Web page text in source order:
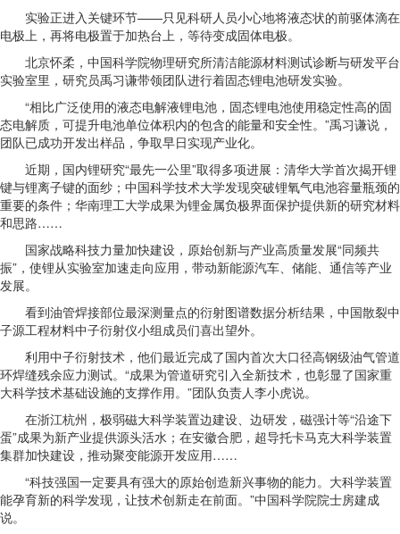
实验正进入关键环节——只见科研人员小心地将液态状的前驱体滴在
电极上，再将电极置于加热台上，等待变成固体电极。
北京怀柔，中国科学院物理研究所清洁能源材料测试诊断与研发平台
实验室里，研究员禹习谦带领团队进行着固态锂电池研发实验。
“相比广泛使用的液态电解液锂电池，固态锂电池使用稳定性高的固
态电解质，可提升电池单位体积内的包含的能量和安全性。”禹习谦说，
团队已成功开发出样品，争取早日实现产业化。
近期，国内锂研究“最先一公里”取得多项进展：清华大学首次揭开锂
键与锂离子键的面纱；中国科学技术大学发现突破锂氧气电池容量瓶颈的
重要的条件；华南理工大学成果为锂金属负极界面保护提供新的研究材料
和思路……
国家战略科技力量加快建设，原始创新与产业高质量发展“同频共
振”，使锂从实验室加速走向应用，带动新能源汽车、储能、通信等产业
发展。
看到油管焊接部位最深测量点的衍射图谱数据分析结果，中国散裂中
子源工程材料中子衍射仪小组成员们喜出望外。
利用中子衍射技术，他们最近完成了国内首次大口径高钢级油气管道
环焊缝残余应力测试。“成果为管道研究引入全新技术，也彰显了国家重
大科学技术基础设施的支撑作用。”团队负责人李小虎说。
在浙江杭州，极弱磁大科学装置边建设、边研发，磁强计等“沿途下
蛋”成果为新产业提供源头活水；在安徽合肥，超导托卡马克大科学装置
集群加快建设，推动聚变能源开发应用……
“科技强国一定要具有强大的原始创造新兴事物的能力。大科学装置
能孕育新的科学发现，让技术创新走在前面。”中国科学院院士房建成
说。